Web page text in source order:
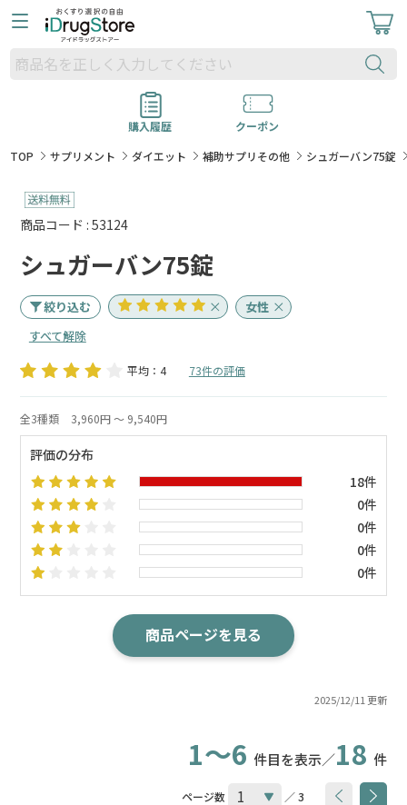
購入履歴
クーポン
TOP
サプリメント ダイエット 補助サプリその他 シュガーバン75錠
商品コード : 53124
シュガーバン75錠
絞り込む
女性
すべて解除
平均：4 73件の評価
2025/12/11 更新
全3種類 3,960円 ～ 9,540円
評価の分布
18件
0件
0件
0件
0件
商品ページを見る
1～6 件目を表示／18 件
ページ数 ／ 3